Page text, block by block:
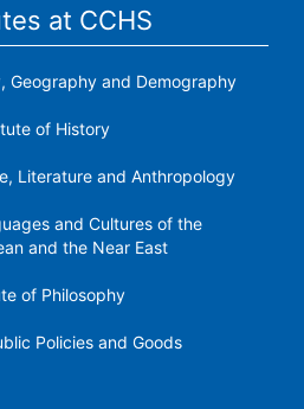
at CCHS
Geography and Demography
of History
Literature and Anthropology
​​and Cultures of the
and the Near East
of Philosophy
Policies and Goods